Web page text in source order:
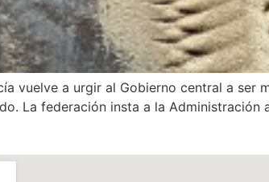
vuelve a urgir al Gobierno central a ser
La federación insta a la Administración